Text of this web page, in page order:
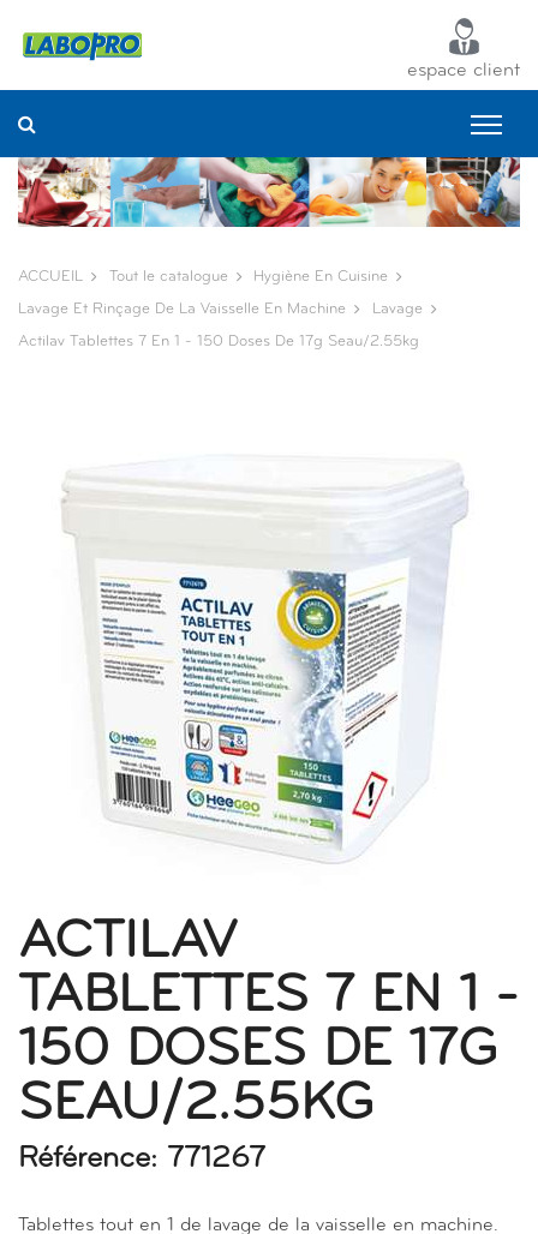
espace client
ACCUEIL Tout le catalogue Hygiène En Cuisine
Lavage Et Rinçage De La Vaisselle En Machine Lavage
Actilav Tablettes 7 En 1 - 150 Doses De 17g Seau/2.55kg
ACTILAV
TABLETTES 7 EN 1 -
150 DOSES DE 17G
SEAU/2.55KG
Référence: 771267
Tablettes tout en 1 de lavage de la vaisselle en machine.